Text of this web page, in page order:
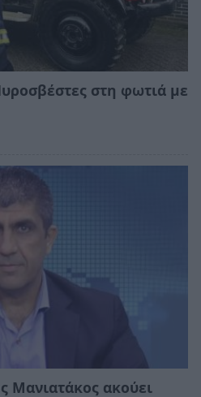
στη φωτιά με
Μανιατάκος ακούει